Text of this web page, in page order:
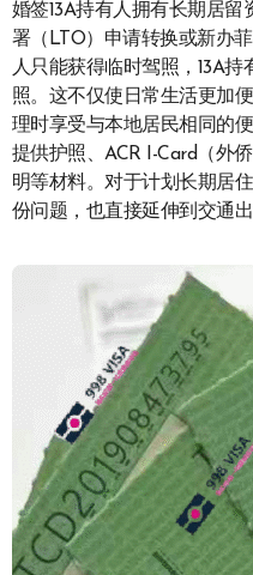
婚签13A持有人拥有长期居
署（LTO）申请转换或新办
人只能获得临时驾照，13A
照。这不仅使日常生活更加
理时享受与本地居民相同的
提供护照、ACR I-Card（外
明等材料。对于计划长期居
份问题，也直接延伸到交通出